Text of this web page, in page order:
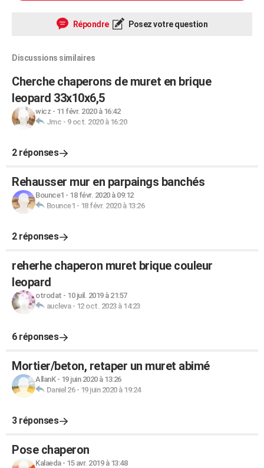
Répondre Posez votre question
Discussions similaires
Cherche chaperons de muret en brique
leopard 33x10x6,5
wicz - 11 févr. 2020 à 16:42
Jmc - 9 oct. 2020 à 16:20
2 réponses
Rehausser mur en parpaings banchés
Bounce1 - 18 févr. 2020 à 09:12
Bounce1 - 18 févr. 2020 à 13:26
2 réponses
reherhe chaperon muret brique couleur
leopard
otrodat - 10 juil. 2019 à 21:57
aucleva- 12 oct. 2023 à 14:23
6 réponses
Mortier/beton, retaper un muret abimé
AllanK- 19 juin 2020 à 13:26
Daniel 26- 19 juin 2020 à 19:24
3 réponses
Pose chaperon
Kalaeda- 15 avr. 2019 à 13:48